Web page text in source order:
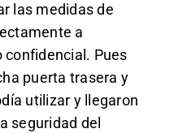
las medidas de
a
Pues
puerta trasera y
utilizar y llegaron
seguridad del